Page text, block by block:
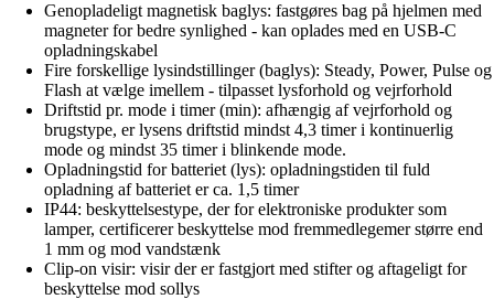
Genopladeligt magnetisk baglys: fastgøres bag på hjelmen med
magneter for bedre synlighed - kan oplades med en USB-C
opladningskabel
Fire forskellige lysindstillinger (baglys): Steady, Power, Pulse og
Flash at vælge imellem - tilpasset lysforhold og vejrforhold
Driftstid pr. mode i timer (min): afhængig af vejrforhold og
brugstype, er lysens driftstid mindst 4,3 timer i kontinuerlig
mode og mindst 35 timer i blinkende mode.
Opladningstid for batteriet (lys): opladningstiden til fuld
opladning af batteriet er ca. 1,5 timer
IP44: beskyttelsestype, der for elektroniske produkter som
lamper, certificerer beskyttelse mod fremmedlegemer større end
1 mm og mod vandstænk
Clip-on visir: visir der er fastgjort med stifter og aftageligt for
beskyttelse mod sollys